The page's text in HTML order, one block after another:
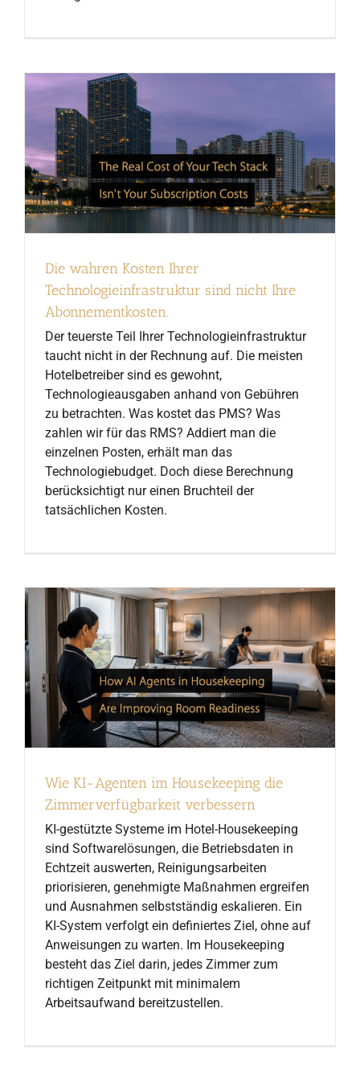
Die wahren Kosten Ihrer
Technologieinfrastruktur sind nicht Ihre
Abonnementkosten.
Der teuerste Teil Ihrer Technologieinfrastruktur
taucht nicht in der Rechnung auf. Die meisten
Hotelbetreiber sind es gewohnt,
Technologieausgaben anhand von Gebühren
zu betrachten. Was kostet das PMS? Was
zahlen wir für das RMS? Addiert man die
einzelnen Posten, erhält man das
Technologiebudget. Doch diese Berechnung
berücksichtigt nur einen Bruchteil der
tatsächlichen Kosten.
Wie KI-Agenten im Housekeeping die
Zimmerverfügbarkeit verbessern
KI-gestützte Systeme im Hotel-Housekeeping
sind Softwarelösungen, die Betriebsdaten in
Echtzeit auswerten, Reinigungsarbeiten
priorisieren, genehmigte Maßnahmen ergreifen
und Ausnahmen selbstständig eskalieren. Ein
KI-System verfolgt ein definiertes Ziel, ohne auf
Anweisungen zu warten. Im Housekeeping
besteht das Ziel darin, jedes Zimmer zum
richtigen Zeitpunkt mit minimalem
Arbeitsaufwand bereitzustellen.